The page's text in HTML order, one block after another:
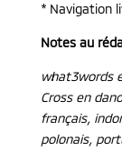
* Navigation
Notes au
what3words
Cross en
français,
polonais,